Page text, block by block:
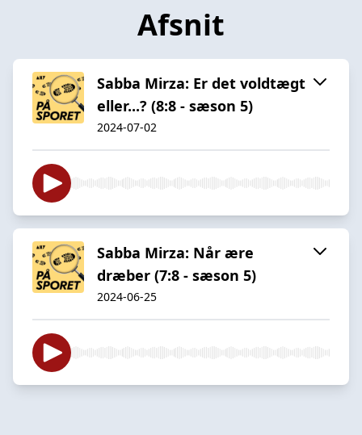
Afsnit
Sabba Mirza: Er det voldtægt
eller...? (8:8 - sæson 5)
2024-07-02
Sabba Mirza: Når ære
dræber (7:8 - sæson 5)
2024-06-25